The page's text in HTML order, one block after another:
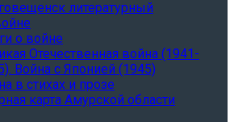
литературный
о войне
Отечественная война (1941-
Война с Японией (1945)
в стихах и прозе
карта Амурской области